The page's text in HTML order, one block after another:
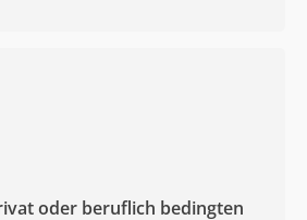
oder beruflich bedingten